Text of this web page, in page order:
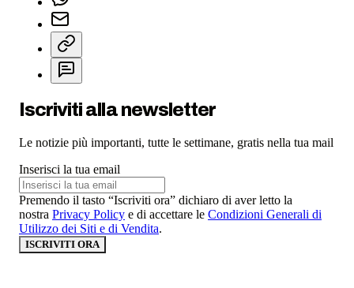
Iscriviti alla newsletter
Le notizie più importanti, tutte le settimane, gratis nella tua mail
Inserisci la tua email
Premendo il tasto “Iscriviti ora” dichiaro di aver letto la
nostra Privacy Policy e di accettare le Condizioni Generali di
Utilizzo dei Siti e di Vendita.
ISCRIVITI ORA